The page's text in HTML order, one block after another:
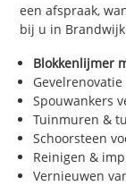
een afspraak,
bij u in
Blokkenlijmer
Spouwankers
Tuinmuren &
Schoorsteen
Reinigen &
Vernieuwen